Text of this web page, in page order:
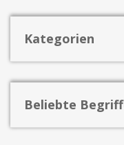
Kategorien
Beliebte